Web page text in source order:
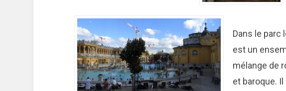
Dans le parc
est un
mélange de
et baroque.